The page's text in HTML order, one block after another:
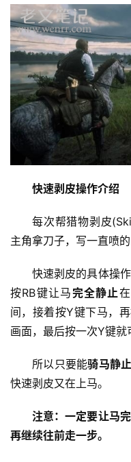
首
页
机
快速剥皮操作介绍
每次帮猎物剥皮
主角拿刀子，写一直喷的
快速剥皮的具体操
按RB键让马完全静止
间，接着按Y键下马，
画面，最后按一次Y键就
所以只要能骑马静
快速剥皮又在上马。
注意：一定要让马
再继续往前走一步。